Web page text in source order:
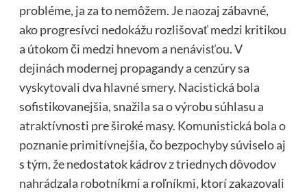
probléme, ja za to nemôžem. Je naozaj zábavné,
ako progresívci nedokážu rozlišovať medzi kritikou
a útokom či medzi hnevom a nenávisťou. V
dejinách modernej propagandy a cenzúry sa
vyskytovali dva hlavné smery. Nacistická bola
sofistikovanejšia, snažila sa o výrobu súhlasu a
atraktívnosti pre široké masy. Komunistická bola o
poznanie primitívnejšia, čo bezpochyby súviselo aj
s tým, že nedostatok kádrov z triednych dôvodov
nahrádzala robotníkmi a roľníkmi, ktorí zakazovali